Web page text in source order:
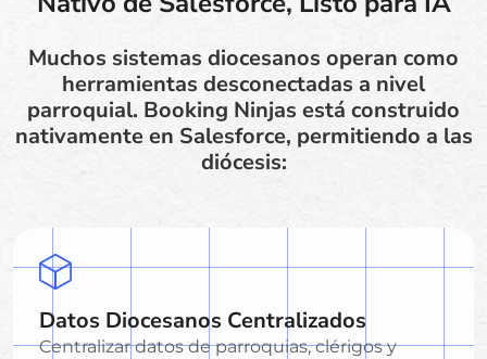
Muchos sistemas diocesanos operan como
herramientas desconectadas a nivel
parroquial. Booking Ninjas está construido
nativamente en Salesforce, permitiendo a las
diócesis:
Datos Diocesanos Centralizados
Centralizar datos de parroquias, clérigos y